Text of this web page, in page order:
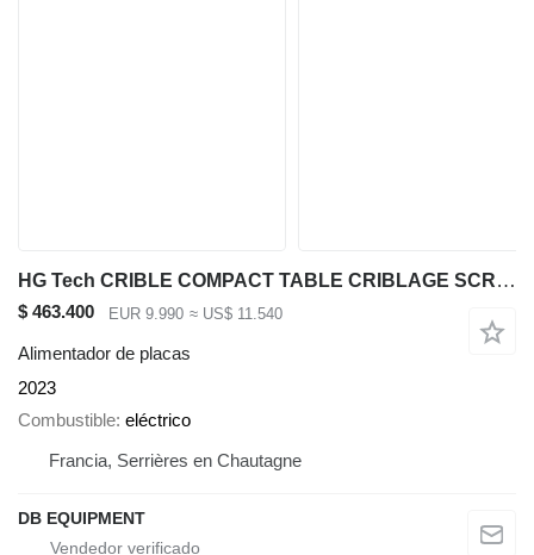
HG Tech CRIBLE COMPACT TABLE CRIBLAGE SCREENERS CS10-30 (NEUF)
$ 463.400 EUR 9.990 ≈ US$ 11.540
Alimentador de placas
2023
Combustible eléctrico
Francia, Serrières en Chautagne
DB EQUIPMENT